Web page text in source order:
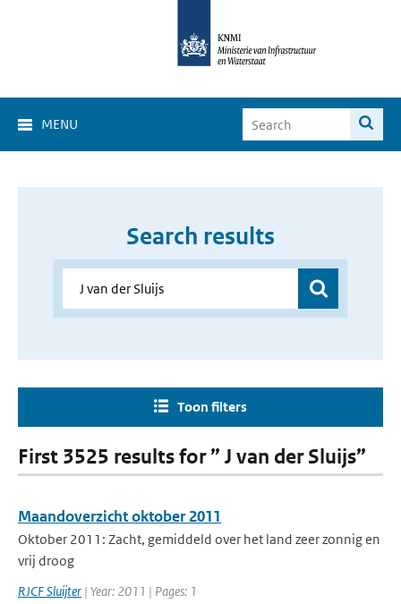
MENU
Search results
Toon filters
First 3525 results for ” J van der Sluijs”
Maandoverzicht oktober 2011
Oktober 2011: Zacht, gemiddeld over het land zeer zonnig en
vrij droog
RJCF Sluijter | Year: 2011 | Pages: 1